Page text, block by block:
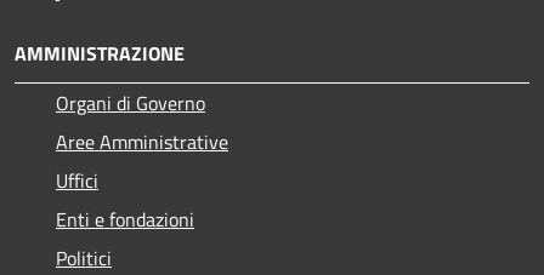
AMMINISTRAZIONE
Organi di Governo
Aree Amministrative
Uffici
Enti e fondazioni
Politici